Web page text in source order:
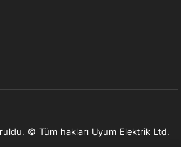
© Tüm hakları Uyum Elektrik Ltd.